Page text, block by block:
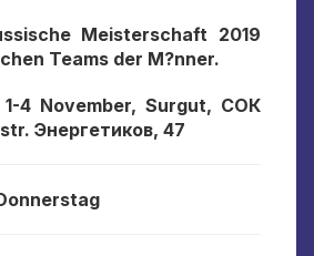
Meisterschaft 2019
Teams der M?nner.
4 November, Surgut, СОК
Энергетиков, 47